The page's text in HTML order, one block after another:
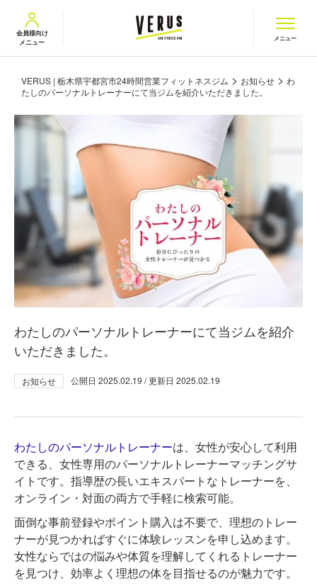
VERUS ヴェルス
会員様向け
メニュー
メニュー
VERUS | 栃木県宇都宮市24時間営業フィットネスジム > お知らせ > わ
たしのパーソナルトレーナーにて当ジムを紹介いただきました。
わたしのパーソナルトレーナーにて当ジムを紹介
いただきました。
お知らせ 公開日 2025.02.19 / 更新日 2025.02.19
わたしのパーソナルトレーナーは、女性が安心して利用
できる、女性専用のパーソナルトレーナーマッチングサ
イトです。指導歴の長いエキスパートなトレーナーを、
オンライン・対面の両方で手軽に検索可能。
面倒な事前登録やポイント購入は不要で、理想のトレー
ナーが見つかればすぐに体験レッスンを申し込めます。
女性ならではの悩みや体質を理解してくれるトレーナー
を見つけ、効率よく理想の体を目指せるのが魅力です。